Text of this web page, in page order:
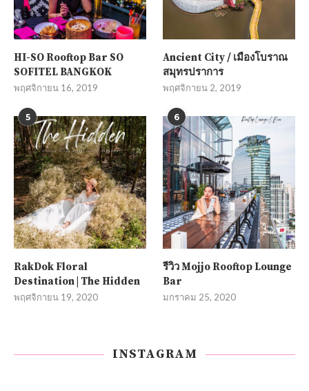
HI-SO Rooftop Bar SO
SOFITEL BANGKOK
พฤศจิกายน 16, 2019
Ancient City / เมืองโบราณ
สมุทรปราการ
พฤศจิกายน 2, 2019
5
RakDok Floral
Destination | The Hidden
พฤศจิกายน 19, 2020
6
รีวิว Mojjo Rooftop Lounge
Bar
มกราคม 25, 2020
INSTAGRAM